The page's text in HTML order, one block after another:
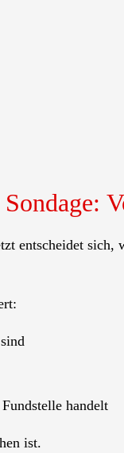
entscheidet
handelt
ist.